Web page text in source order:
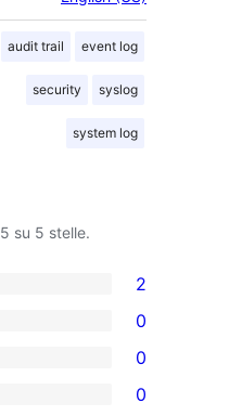
audit trail event log
security syslog
system log
5 su 5 stelle.
2
0
0
0